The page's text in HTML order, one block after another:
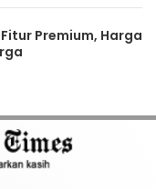
Premium, Harga